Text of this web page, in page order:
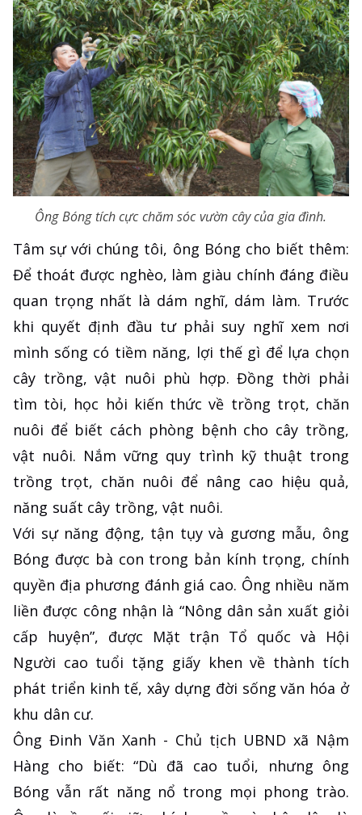
Ông Bóng tích cực chăm sóc vườn cây của gia đình.
Tâm sự với chúng tôi, ông Bóng cho biết thêm:
Để thoát được nghèo, làm giàu chính đáng điều
quan trọng nhất là dám nghĩ, dám làm. Trước
khi quyết định đầu tư phải suy nghĩ xem nơi
mình sống có tiềm năng, lợi thế gì để lựa chọn
cây trồng, vật nuôi phù hợp. Đồng thời phải
tìm tòi, học hỏi kiến thức về trồng trọt, chăn
nuôi để biết cách phòng bệnh cho cây trồng,
vật nuôi. Nắm vững quy trình kỹ thuật trong
trồng trọt, chăn nuôi để nâng cao hiệu quả,
năng suất cây trồng, vật nuôi.
Với sự năng động, tận tụy và gương mẫu, ông
Bóng được bà con trong bản kính trọng, chính
quyền địa phương đánh giá cao. Ông nhiều năm
liền được công nhận là “Nông dân sản xuất giỏi
cấp huyện”, được Mặt trận Tổ quốc và Hội
Người cao tuổi tặng giấy khen về thành tích
phát triển kinh tế, xây dựng đời sống văn hóa ở
khu dân cư.
Ông Đinh Văn Xanh - Chủ tịch UBND xã Nậm
Hàng cho biết: “Dù đã cao tuổi, nhưng ông
Bóng vẫn rất năng nổ trong mọi phong trào.